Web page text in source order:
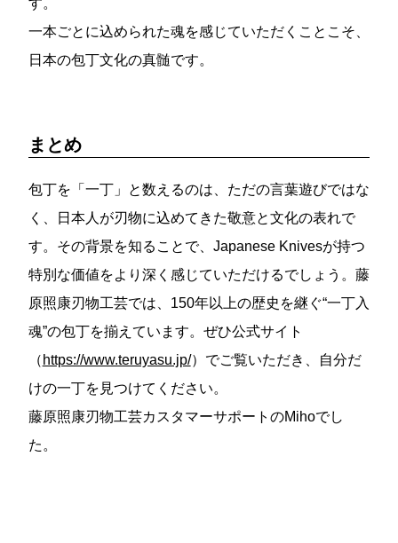
一本ごとに込められた魂を感じていただくことこそ、
日本の包丁文化の真髄です。
まとめ
包丁を「一丁」と数えるのは、ただの言葉遊びではな
く、日本人が刃物に込めてきた敬意と文化の表れで
す。その背景を知ることで、Japanese Knivesが持つ
特別な価値をより深く感じていただけるでしょう。藤
原照康刃物工芸では、150年以上の歴史を継ぐ“一丁入
魂”の包丁を揃えています。ぜひ公式サイト
（ https://www.teruyasu.jp/）でご覧いただき、自分だ
けの一丁を見つけてください。
藤原照康刃物工芸カスタマーサポートのMihoでし
た。